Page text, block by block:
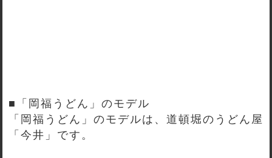
■「岡福うどん」のモデル
「岡福うどん」のモデルは、道頓堀のうどん屋
「今井」です。